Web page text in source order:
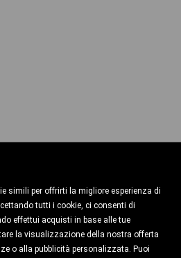
simili per offrirti la migliore esperienza di
tutti i cookie, ci consenti di
effettui acquisti in base alle tue
la visualizzazione della nostra offerta
o alla pubblicità personalizzata. Puoi